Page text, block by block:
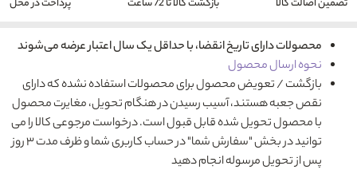
تضمین اصالت کالا بازگشت کالا تا 72 ساعت پرداخت در محل
محصولات دارای تاریخ انقضا، با حداقل یک سال اعتبار عرضه می‌شوند
نحوه ارسال محصول
بازگشت / تعویض محصول برای محصولات استفاده نشده که دارای
نقص جعبه هستند، آسیب رسیدن در هنگام تحویل، مغایرت محصول
با محصول تحویل شده قابل قبول است. درخواست مرجوعی کالا را می
توانید در بخش "سفارش شما" در حساب کاربری شما و ظرف مدت ۳ روز
پس از تحویل مرسوله انجام دهید